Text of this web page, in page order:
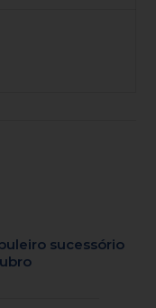
sucessório